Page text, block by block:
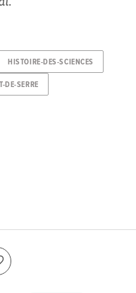
HISTOIRE-DES-SCIENCES
DE-SERRE